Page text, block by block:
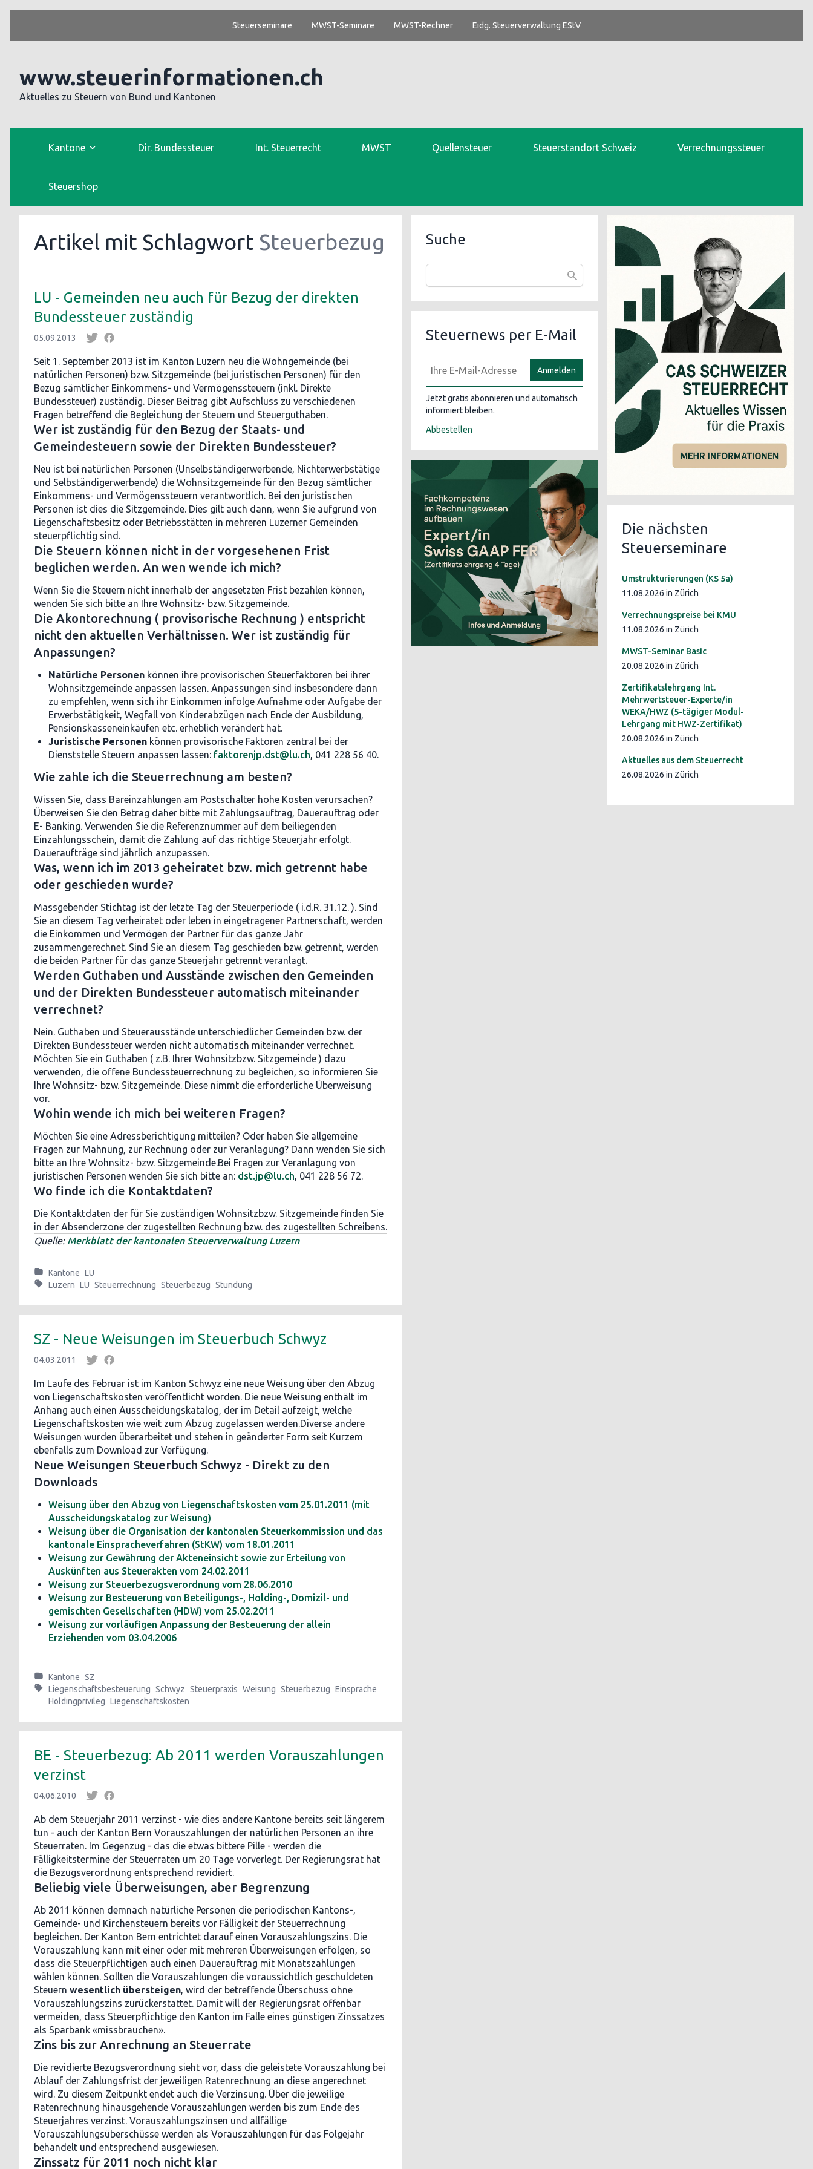
Steuerseminare MWST-Seminare MWST-Rechner Eidg. Steuerverwaltung EStV
www.steuerinformationen.ch
Aktuelles zu Steuern von Bund und Kantonen
Kantone Dir. Bundessteuer Int. Steuerrecht MWST Quellensteuer Steuerstandort Schweiz Verrechnungssteuer
Steuershop
Artikel mit Schlagwort Steuerbezug
LU - Gemeinden neu auch für Bezug der direkten
Bundessteuer zuständig
05.09.2013
Seit 1. September 2013 ist im Kanton Luzern neu die Wohngemeinde (bei
natürlichen Personen) bzw. Sitzgemeinde (bei juristischen Personen) für den
Bezug sämtlicher Einkommens- und Vermögenssteuern (inkl. Direkte
Bundessteuer) zuständig. Dieser Beitrag gibt Aufschluss zu verschiedenen
Fragen betreffend die Begleichung der Steuern und Steuerguthaben.
Wer ist zuständig für den Bezug der Staats- und
Gemeindesteuern sowie der Direkten Bundessteuer?
Neu ist bei natürlichen Personen (Unselbständigerwerbende, Nichterwerbstätige
und Selbständigerwerbende) die Wohnsitzgemeinde für den Bezug sämtlicher
Einkommens- und Vermögenssteuern verantwortlich. Bei den juristischen
Personen ist dies die Sitzgemeinde. Dies gilt auch dann, wenn Sie aufgrund von
Liegenschaftsbesitz oder Betriebsstätten in mehreren Luzerner Gemeinden
steuerpflichtig sind.
Die Steuern können nicht in der vorgesehenen Frist
beglichen werden. An wen wende ich mich?
Wenn Sie die Steuern nicht innerhalb der angesetzten Frist bezahlen können,
wenden Sie sich bitte an Ihre Wohnsitz- bzw. Sitzgemeinde.
Die Akontorechnung ( provisorische Rechnung ) entspricht
nicht den aktuellen Verhältnissen. Wer ist zuständig für
Anpassungen?
Natürliche Personen können ihre provisorischen Steuerfaktoren bei ihrer
Wohnsitzgemeinde anpassen lassen. Anpassungen sind insbesondere dann
zu empfehlen, wenn sich ihr Einkommen infolge Aufnahme oder Aufgabe der
Erwerbstätigkeit, Wegfall von Kinderabzügen nach Ende der Ausbildung,
Pensionskasseneinkäufen etc. erheblich verändert hat.
Juristische Personen können provisorische Faktoren zentral bei der
Dienststelle Steuern anpassen lassen: faktorenjp.dst@lu.ch, 041 228 56 40.
Wie zahle ich die Steuerrechnung am besten?
Wissen Sie, dass Bareinzahlungen am Postschalter hohe Kosten verursachen?
Überweisen Sie den Betrag daher bitte mit Zahlungsauftrag, Dauerauftrag oder
E- Banking. Verwenden Sie die Referenznummer auf dem beiliegenden
Einzahlungsschein, damit die Zahlung auf das richtige Steuerjahr erfolgt.
Daueraufträge sind jährlich anzupassen.
Was, wenn ich im 2013 geheiratet bzw. mich getrennt habe
oder geschieden wurde?
Massgebender Stichtag ist der letzte Tag der Steuerperiode ( i.d.R. 31.12. ). Sind
Sie an diesem Tag verheiratet oder leben in eingetragener Partnerschaft, werden
die Einkommen und Vermögen der Partner für das ganze Jahr
zusammengerechnet. Sind Sie an diesem Tag geschieden bzw. getrennt, werden
die beiden Partner für das ganze Steuerjahr getrennt veranlagt.
Werden Guthaben und Ausstände zwischen den Gemeinden
und der Direkten Bundessteuer automatisch miteinander
verrechnet?
Nein. Guthaben und Steuerausstände unterschiedlicher Gemeinden bzw. der
Direkten Bundessteuer werden nicht automatisch miteinander verrechnet.
Möchten Sie ein Guthaben ( z.B. Ihrer Wohnsitzbzw. Sitzgemeinde ) dazu
verwenden, die offene Bundessteuerrechnung zu begleichen, so informieren Sie
Ihre Wohnsitz- bzw. Sitzgemeinde. Diese nimmt die erforderliche Überweisung
vor.
Wohin wende ich mich bei weiteren Fragen?
Möchten Sie eine Adressberichtigung mitteilen? Oder haben Sie allgemeine
Fragen zur Mahnung, zur Rechnung oder zur Veranlagung? Dann wenden Sie sich
bitte an Ihre Wohnsitz- bzw. Sitzgemeinde.Bei Fragen zur Veranlagung von
juristischen Personen wenden Sie sich bitte an: dst.jp@lu.ch, 041 228 56 72.
Wo finde ich die Kontaktdaten?
Die Kontaktdaten der für Sie zuständigen Wohnsitzbzw. Sitzgemeinde finden Sie
in der Absenderzone der zugestellten Rechnung bzw. des zugestellten Schreibens.
Quelle: Merkblatt der kantonalen Steuerverwaltung Luzern
Kantone LU
Luzern LU Steuerrechnung Steuerbezug Stundung
SZ - Neue Weisungen im Steuerbuch Schwyz
04.03.2011
Im Laufe des Februar ist im Kanton Schwyz eine neue Weisung über den Abzug
von Liegenschaftskosten veröffentlicht worden. Die neue Weisung enthält im
Anhang auch einen Ausscheidungskatalog, der im Detail aufzeigt, welche
Liegenschaftskosten wie weit zum Abzug zugelassen werden.Diverse andere
Weisungen wurden überarbeitet und stehen in geänderter Form seit Kurzem
ebenfalls zum Download zur Verfügung.
Neue Weisungen Steuerbuch Schwyz - Direkt zu den
Downloads
Weisung über den Abzug von Liegenschaftskosten vom 25.01.2011 (mit
Ausscheidungskatalog zur Weisung)
Weisung über die Organisation der kantonalen Steuerkommission und das
kantonale Einspracheverfahren (StKW) vom 18.01.2011
Weisung zur Gewährung der Akteneinsicht sowie zur Erteilung von
Auskünften aus Steuerakten vom 24.02.2011
Weisung zur Steuerbezugsverordnung vom 28.06.2010
Weisung zur Besteuerung von Beteiligungs-, Holding-, Domizil- und
gemischten Gesellschaften (HDW) vom 25.02.2011
Weisung zur vorläufigen Anpassung der Besteuerung der allein
Erziehenden vom 03.04.2006
Kantone SZ
Liegenschaftsbesteuerung Schwyz Steuerpraxis Weisung Steuerbezug Einsprache
Holdingprivileg Liegenschaftskosten
BE - Steuerbezug: Ab 2011 werden Vorauszahlungen
verzinst
04.06.2010
Ab dem Steuerjahr 2011 verzinst - wie dies andere Kantone bereits seit längerem
tun - auch der Kanton Bern Vorauszahlungen der natürlichen Personen an ihre
Steuerraten. Im Gegenzug - das die etwas bittere Pille - werden die
Fälligkeitstermine der Steuerraten um 20 Tage vorverlegt. Der Regierungsrat hat
die Bezugsverordnung entsprechend revidiert.
Beliebig viele Überweisungen, aber Begrenzung
Ab 2011 können demnach natürliche Personen die periodischen Kantons-,
Gemeinde- und Kirchensteuern bereits vor Fälligkeit der Steuerrechnung
begleichen. Der Kanton Bern entrichtet darauf einen Vorauszahlungszins. Die
Vorauszahlung kann mit einer oder mit mehreren Überweisungen erfolgen, so
dass die Steuerpflichtigen auch einen Dauerauftrag mit Monatszahlungen
wählen können. Sollten die Vorauszahlungen die voraussichtlich geschuldeten
Steuern wesentlich übersteigen, wird der betreffende Überschuss ohne
Vorauszahlungszins zurückerstattet. Damit will der Regierungsrat offenbar
vermeiden, dass Steuerpflichtige den Kanton im Falle eines günstigen Zinssatzes
als Sparbank «missbrauchen».
Zins bis zur Anrechnung an Steuerrate
Die revidierte Bezugsverordnung sieht vor, dass die geleistete Vorauszahlung bei
Ablauf der Zahlungsfrist der jeweiligen Ratenrechnung an diese angerechnet
wird. Zu diesem Zeitpunkt endet auch die Verzinsung. Über die jeweilige
Ratenrechnung hinausgehende Vorauszahlungen werden bis zum Ende des
Steuerjahres verzinst. Vorauszahlungszinsen und allfällige
Vorauszahlungsüberschüsse werden als Vorauszahlungen für das Folgejahr
behandelt und entsprechend ausgewiesen.
Zinssatz für 2011 noch nicht klar
Suche
Steuernews per E-Mail
Anmelden
Jetzt gratis abonnieren und automatisch
informiert bleiben.
Abbestellen
Die nächsten
Steuerseminare
Umstrukturierungen (KS 5a)
11.08.2026 in Zürich
Verrechnungspreise bei KMU
11.08.2026 in Zürich
MWST-Seminar Basic
20.08.2026 in Zürich
Zertifikatslehrgang Int.
Mehrwertsteuer-Experte/in
WEKA/HWZ (5-tägiger Modul-
Lehrgang mit HWZ-Zertifikat)
20.08.2026 in Zürich
Aktuelles aus dem Steuerrecht
26.08.2026 in Zürich